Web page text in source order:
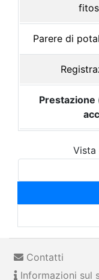
Parere di
Prestazione
Vista
Contatti
Informazioni sul